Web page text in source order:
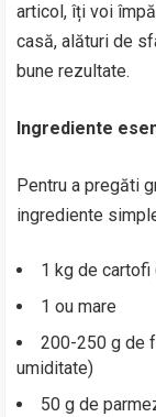
articol, îți voi
casă, alături de
bune rezultate.
Ingrediente
Pentru a pregăti
ingrediente
1 kg de cartofi
1 ou mare
200-250 g de
umiditate)
50 g de